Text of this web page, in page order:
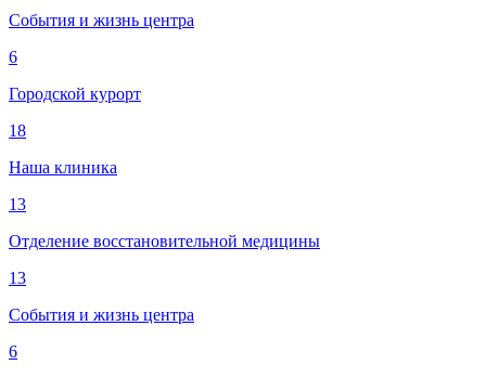
События и жизнь центра
6
Городской курорт
18
Наша клиника
13
Отделение восстановительной медицины
13
События и жизнь центра
6